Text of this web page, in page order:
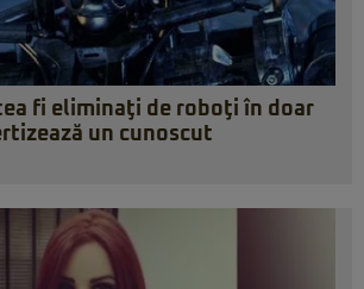
fi eliminaţi de roboţi în doar
un cunoscut